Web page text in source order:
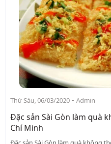
Thứ Sáu, 06/03/2020 - Admin
Đặc sản Sài Gòn làm quà
Chí Minh